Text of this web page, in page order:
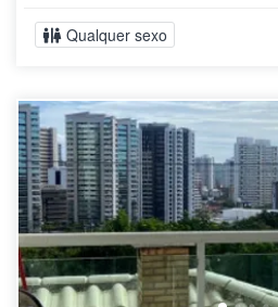
Qualquer sexo